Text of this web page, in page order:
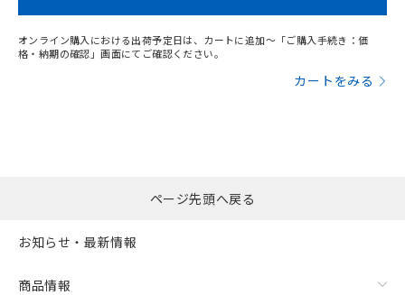
オンライン購入における出荷予定日は、カートに追加～「ご購入手続き：価
格・納期の確認」画面にてご確認ください。
カートをみる
ページ先頭へ戻る
お知らせ・最新情報
商品情報